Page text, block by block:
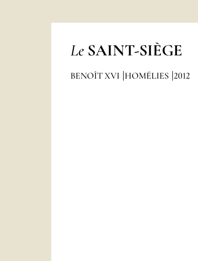
Le SAINT-SIÈGE
BENOÎT XVI HOMÉLIES 2012